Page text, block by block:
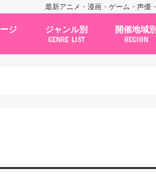
最新アニメ・漫画・ゲーム・声優
ジ ジャンル別
GENRE LIST
開催地域別
REGION